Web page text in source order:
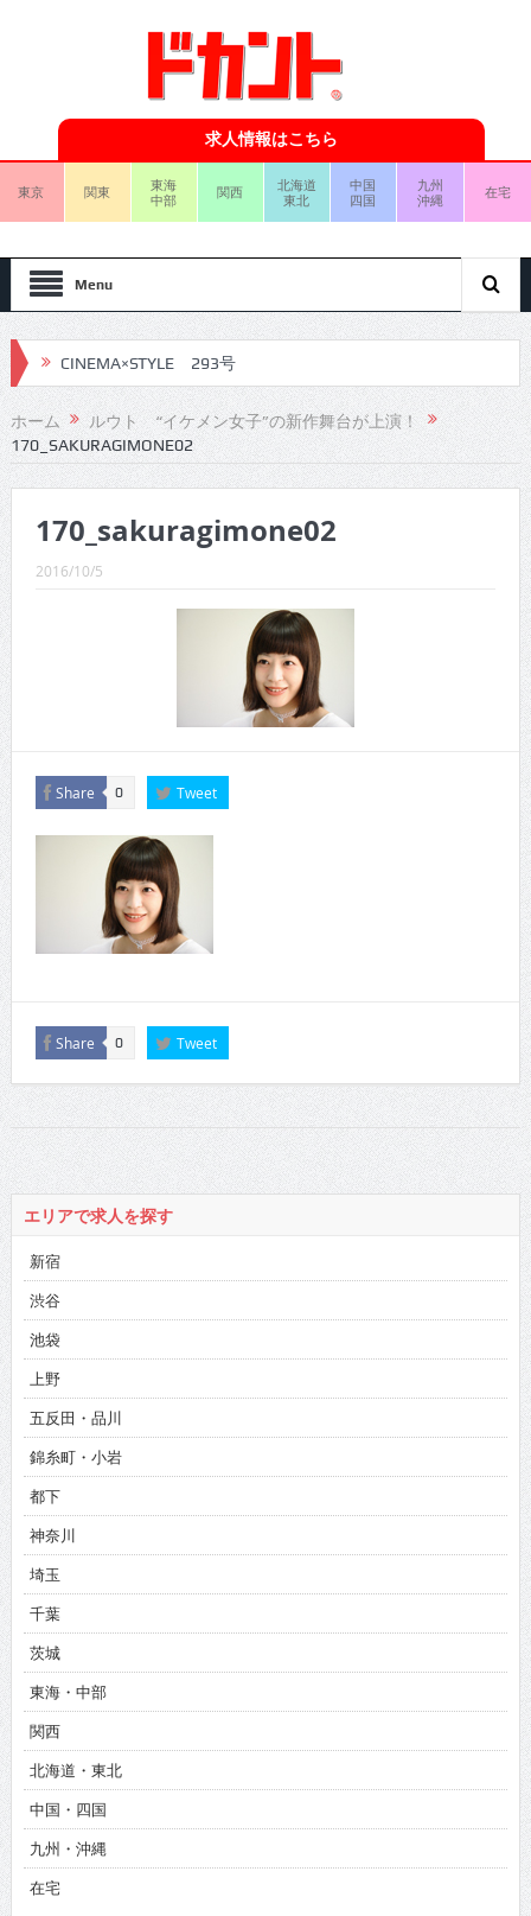
求人情報はこちら
東京 関東
東海
中部
関西
北海道
東北
中国
四国
九州
沖縄
在宅
Menu
CINEMA×STYLE 293号
CINEMA×STYLE 292号
CINEMA×STYLE 291号
CINEMA×STYLE 289号
CINEMA×STYLE 285号
ホーム
ルウト “イケメン女子”の新作舞台が上演！
170_SAKURAGIMONE02
170_sakuragimone02
2016/10/5
Share 0 Tweet
Share 0 Tweet
エリアで求人を探す
新宿
渋谷
池袋
上野
五反田・品川
錦糸町・小岩
都下
神奈川
埼玉
千葉
茨城
東海・中部
関西
北海道・東北
中国・四国
九州・沖縄
在宅